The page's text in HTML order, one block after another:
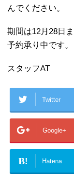
んでください。
期間は12月28日
予約承り中です。
スタッフAT
Twitter
Google+
B! Hatena